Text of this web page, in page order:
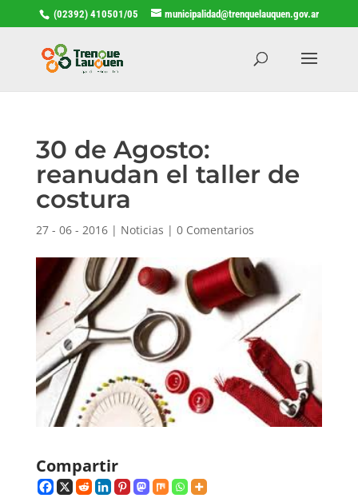
(02392) 410501/05 municipalidad@trenquelauquen.gov.ar
30 de Agosto:
reanudan el taller de
costura
27 - 06 - 2016| Noticias | 0 Comentarios
Compartir